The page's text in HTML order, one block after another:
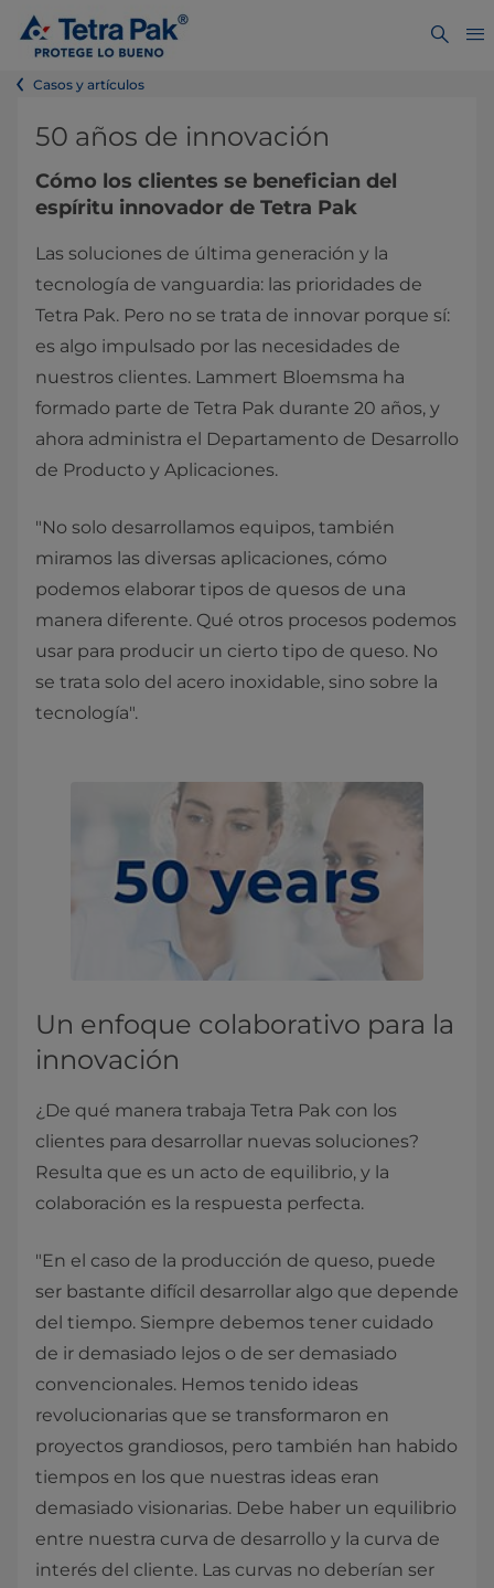
Casos y artículos
50 años de innovación
Cómo los clientes se benefician del
espíritu innovador de Tetra Pak
Las soluciones de última generación y la
tecnología de vanguardia: las prioridades de
Tetra Pak. Pero no se trata de innovar porque sí:
es algo impulsado por las necesidades de
nuestros clientes. Lammert Bloemsma ha
formado parte de Tetra Pak durante 20 años, y
ahora administra el Departamento de Desarrollo
de Producto y Aplicaciones.
"No solo desarrollamos equipos, también
miramos las diversas aplicaciones, cómo
podemos elaborar tipos de quesos de una
manera diferente. Qué otros procesos podemos
usar para producir un cierto tipo de queso. No
se trata solo del acero inoxidable, sino sobre la
tecnología".
Un enfoque colaborativo para la
innovación
¿De qué manera trabaja Tetra Pak con los
clientes para desarrollar nuevas soluciones?
Resulta que es un acto de equilibrio, y la
colaboración es la respuesta perfecta.
"En el caso de la producción de queso, puede
ser bastante difícil desarrollar algo que depende
del tiempo. Siempre debemos tener cuidado
de ir demasiado lejos o de ser demasiado
convencionales. Hemos tenido ideas
revolucionarias que se transformaron en
proyectos grandiosos, pero también han habido
tiempos en los que nuestras ideas eran
demasiado visionarias. Debe haber un equilibrio
entre nuestra curva de desarrollo y la curva de
interés del cliente. Las curvas no deberían ser